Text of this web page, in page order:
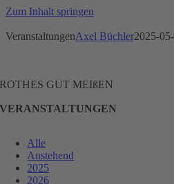
Zum Inhalt springen
VeranstaltungenAxel Büchler2025-
ROTHES GUT MEIßEN
VERANSTALTUNGEN
Alle
Anstehend
2025
2026